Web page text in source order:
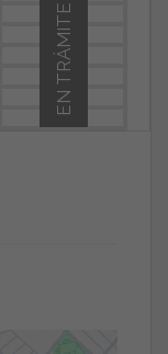
EN TRÁMITE